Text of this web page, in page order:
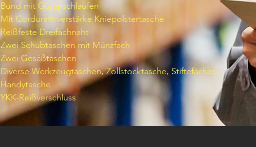
Bund mit Gürtelschlaufen
Mit Cordura® verstärke Kniepolstertasche
Reißfeste Dreifachnaht
Zwei Schubtaschen mit Münzfach
Zwei Gesäßtaschen
Diverse Werkzeugtaschen, Zollstocktasche, Stiftefächer,
Handytasche
YKK-Reißverschluss